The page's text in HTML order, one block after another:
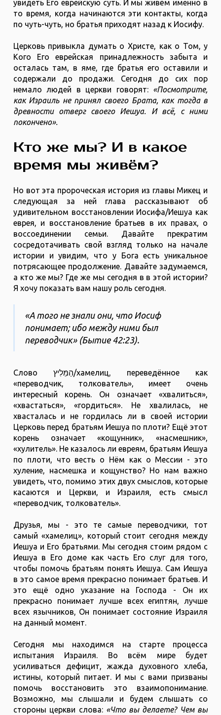
увидеть Его еврейскую суть. И мы живём именно в
то время, когда начинаются эти контакты, когда
по чуть-чуть, но братья приходят назад к Иосифу.
Церковь привыкла думать о Христе, как о Том, у
Кого Его еврейская принадлежность забыта и
осталась там, в яме, где братья его оставили и
содержали до продажи. Сегодня до сих пор
немало людей в церкви говорят: «Посмотрите,
как Израиль не принял своего Брата, как тогда в
древности отверг своего Иешуа. И всё, с ними
покончено».
Кто же мы? И в какое
время мы живём?
Но вот эта пророческая история из главы Микец и
следующая за ней глава рассказывают об
удивительном восстановлении Иосифа/Иешуа как
еврея, и восстановление братьев в их правах, о
воссоединении семьи. Давайте прекратим
сосредотачивать свой взгляд только на начале
истории и увидим, что у Бога есть уникальное
потрясающее продолжение. Давайте задумаемся,
а кто же мы? Где же мы сегодня в в этой истории?
Я хочу показать вам нашу роль сегодня.
«А того не знали они, что Иосиф
понимает; ибо между ними был
переводчик» (Бытие 42:23).
Слово הַמֵּלִיץ/хамелиц, переведённое как
«переводчик, толкователь», имеет очень
интересный корень. Он означает «хвалиться»,
«хвастаться», «гордиться». Не хвалилась, не
хвасталась и не гордилась ли в своей истории
Церковь перед братьям Иешуа по плоти? Ещё этот
корень означает «кощунник», «насмешник»,
«хулитель». Не казалось ли евреям, братьям Иешуа
по плоти, что весть о Нём как о Мессии - это
хуление, насмешка и кощунство? Но нам важно
увидеть, что, помимо этих двух смыслов, которые
касаются и Церкви, и Израиля, есть смысл
«переводчик, толкователь».
Друзья, мы - это те самые переводчики, тот
самый «хамелиц», который стоит сегодня между
Иешуа и Его братьями. Мы сегодня стоим рядом с
Иешуа в Его доме как часть Его слуг для того,
чтобы помочь братьям понять Иешуа. Сам Иешуа
в это самое время прекрасно понимает братьев. И
это ещё одно указание на Господа - Он их
прекрасно понимает лучше всех египтян, лучше
всех язычников, Он понимает состояние Израиля
на данный момент.
Сегодня мы находимся на старте процесса
испытания Израиля. Во всём мире будет
усиливаться дефицит, жажда духовного хлеба,
истины, который питает. И мы с вами призваны
помочь восстановить это взаимопонимание.
Возможно, мы слышали и будем слышать со
стороны церкви слова: «Что вы делаете? Чем вы